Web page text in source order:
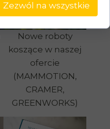
Nowe roboty
koszące w naszej
ofercie
(MAMMOTION,
CRAMER,
GREENWORKS)
Zezwól na wszystkie